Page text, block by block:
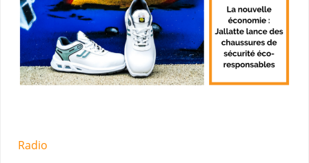
Radio